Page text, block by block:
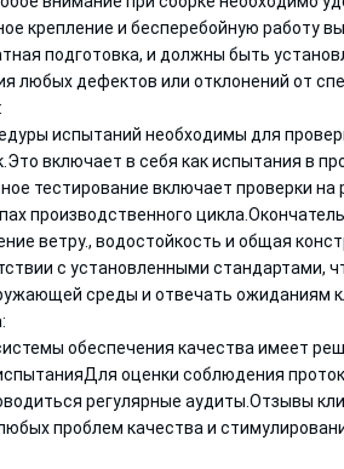
крепление и бесперебойную работу
подготовка, и должны быть
любых дефектов или отклонений от
испытаний необходимы для
включает в себя как испытания в
тестирование включает проверки
производственного
ветру., водостойкость и общая
с установленными стандартами,
среды и отвечать ожиданиям
обеспечения качества имеет
оценки соблюдения
регулярные аудиты.Отзывы
проблем качества и